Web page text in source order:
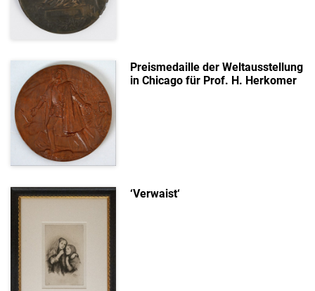
Preismedaille der Weltausstellung
in Chicago für Prof. H. Herkomer
‘Verwaist‘